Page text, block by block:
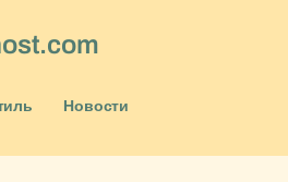
Новости